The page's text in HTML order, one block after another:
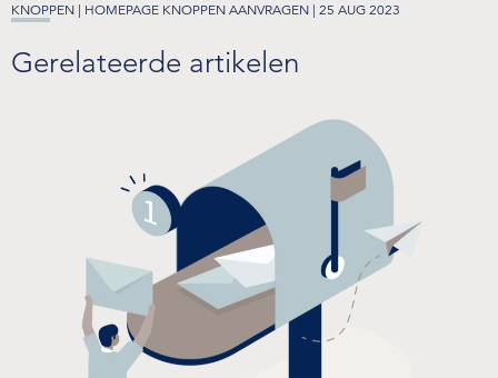
Bedrijven zoeken
Actueel
Veelgestelde vragen
Wet- en regelgeving
Over de NIWO
Informatie per land / Country information
KNOPPEN | HOMEPAGE KNOPPEN AANVRAGEN | 25 AUG 2023
Gerelateerde artikelen